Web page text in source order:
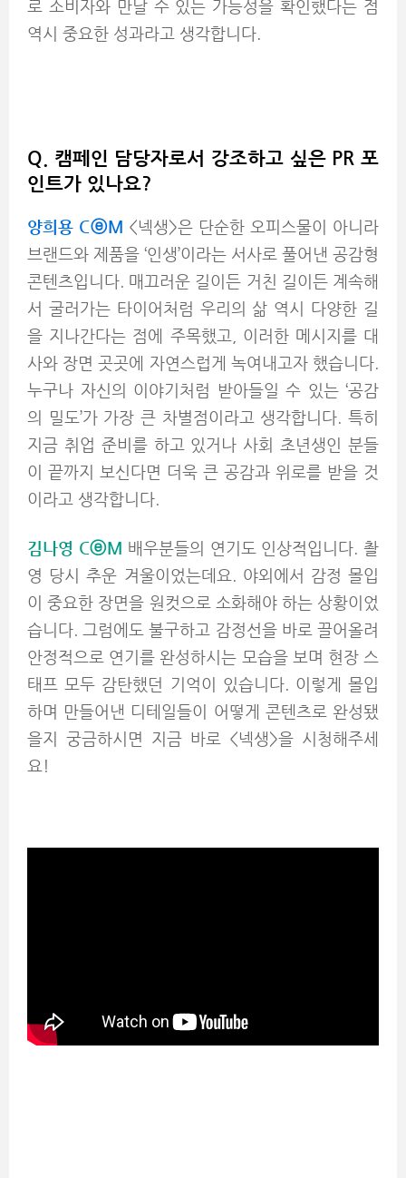
로 소비자와 만날 수 있는 가능성을 확인했다는 점
역시 중요한 성과라고 생각합니다.
Q. 캠페인 담당자로서 강조하고 싶은 PR 포
인트가 있나요?
양희용 CⓔM <넥생>은 단순한 오피스물이 아니라
브랜드와 제품을 ‘인생’이라는 서사로 풀어낸 공감형
콘텐츠입니다. 매끄러운 길이든 거친 길이든 계속해
서 굴러가는 타이어처럼 우리의 삶 역시 다양한 길
을 지나간다는 점에 주목했고, 이러한 메시지를 대
사와 장면 곳곳에 자연스럽게 녹여내고자 했습니다.
누구나 자신의 이야기처럼 받아들일 수 있는 ‘공감
의 밀도’가 가장 큰 차별점이라고 생각합니다. 특히
지금 취업 준비를 하고 있거나 사회 초년생인 분들
이 끝까지 보신다면 더욱 큰 공감과 위로를 받을 것
이라고 생각합니다.
김나영 CⓔM 배우분들의 연기도 인상적입니다. 촬
영 당시 추운 겨울이었는데요. 야외에서 감정 몰입
이 중요한 장면을 원컷으로 소화해야 하는 상황이었
습니다. 그럼에도 불구하고 감정선을 바로 끌어올려
안정적으로 연기를 완성하시는 모습을 보며 현장 스
태프 모두 감탄했던 기억이 있습니다. 이렇게 몰입
하며 만들어낸 디테일들이 어떻게 콘텐츠로 완성됐
을지 궁금하시면 지금 바로 <넥생>을 시청해주세
요!